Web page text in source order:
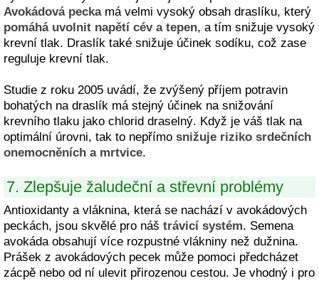
Avokádová peckamá velmi vysoký obsah draslíku, který
pomáhá uvolnit napětí cév a tepen, a tím snižuje vysoký
krevní tlak. Draslík také snižuje účinek sodíku, což zase
reguluje krevní tlak.
Studie z roku 2005 uvádí, že zvýšený příjem potravin
bohatých na draslík má stejný účinek na snižování
krevního tlaku jako chlorid draselný. Když je váš tlak na
optimální úrovni, tak to nepřímo snižuje riziko srdečních
onemocněních a mrtvice.
7. Zlepšuje žaludeční a střevní problémy
Antioxidanty a vláknina, která se nachází v avokádových
peckách, jsou skvělé pro náš trávicí systém. Semena
avokáda obsahují více rozpustné vlákniny než dužnina.
Prášek z avokádových pecek může pomoci předcházet
zácpě nebo od ní ulevit přirozenou cestou. Je vhodný i pro